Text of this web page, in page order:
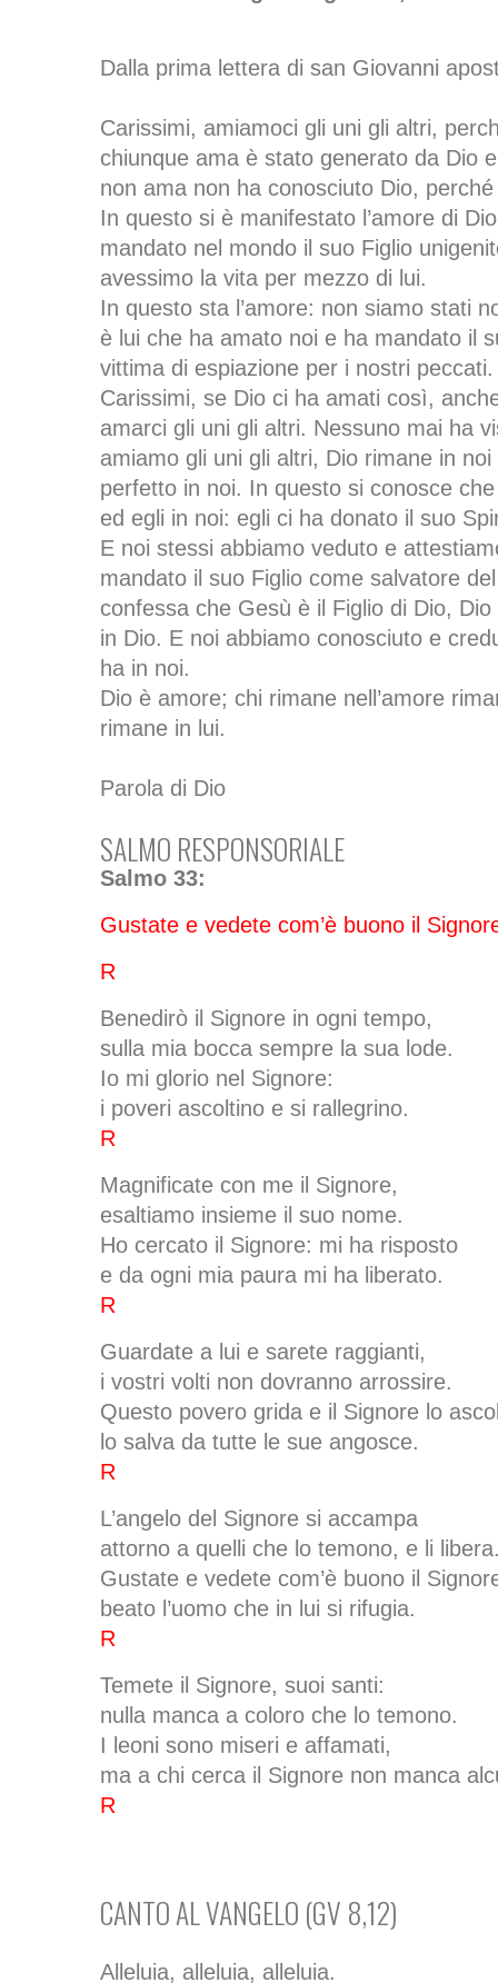
Dalla prima lettera di san Giovanni
Carissimi, amiamoci gli uni gli altri,
chiunque ama è stato generato da Dio
non ama non ha conosciuto Dio,
In questo si è manifestato l’amore di
mandato nel mondo il suo Figlio
avessimo la vita per mezzo di lui.
In questo sta l’amore: non siamo stati
è lui che ha amato noi e ha mandato il
vittima di espiazione per i nostri peccati.
Carissimi, se Dio ci ha amati così,
amarci gli uni gli altri. Nessuno mai ha
amiamo gli uni gli altri, Dio rimane in noi
perfetto in noi. In questo si conosce
ed egli in noi: egli ci ha donato il suo
E noi stessi abbiamo veduto e
mandato il suo Figlio come salvatore
confessa che Gesù è il Figlio di Dio,
in Dio. E noi abbiamo conosciuto e
ha in noi.
Dio è amore; chi rimane nell’amore
rimane in lui.
Parola di Dio
SALMO RESPONSORIALE
Salmo 33:
Gustate e vedete com’è buono il
R
Benedirò il Signore in ogni tempo,
sulla mia bocca sempre la sua lode.
Io mi glorio nel Signore:
i poveri ascoltino e si rallegrino.
R
Magnificate con me il Signore,
esaltiamo insieme il suo nome.
Ho cercato il Signore: mi ha risposto
e da ogni mia paura mi ha liberato.
R
Guardate a lui e sarete raggianti,
i vostri volti non dovranno arrossire.
Questo povero grida e il Signore lo
lo salva da tutte le sue angosce.
R
L’angelo del Signore si accampa
attorno a quelli che lo temono, e li
Gustate e vedete com’è buono il
beato l’uomo che in lui si rifugia.
R
Temete il Signore, suoi santi:
nulla manca a coloro che lo temono.
I leoni sono miseri e affamati,
ma a chi cerca il Signore non manca
R
CANTO AL VANGELO (GV 8,12)
Alleluia, alleluia, alleluia.